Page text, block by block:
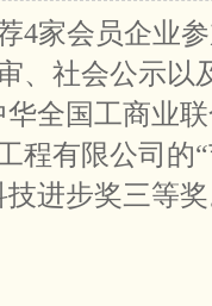
4家会员企业
、社会公示以
全国工商业
程有限公司的
进步奖三等